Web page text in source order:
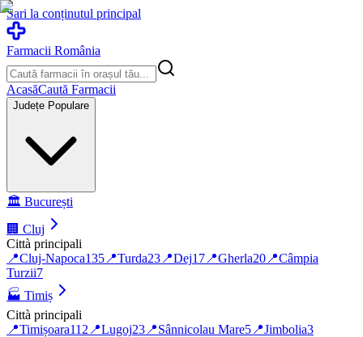
Sari la conținutul principal
Farmacii România
AcasăCaută Farmacii
Județe Populare
🏛️ București
🏢 Cluj
Città principali
📍Cluj-Napoca135 📍Turda23 📍Dej17 📍Gherla20 📍Câmpia
Turzii7
🏭 Timiș
Città principali
📍Timișoara112 📍Lugoj23 📍Sânnicolau Mare5 📍Jimbolia3